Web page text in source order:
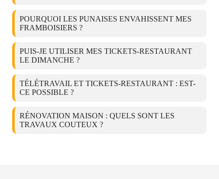
POURQUOI LES PUNAISES ENVAHISSENT MES
FRAMBOISIERS ?
PUIS-JE UTILISER MES TICKETS-RESTAURANT
LE DIMANCHE ?
TÉLÉTRAVAIL ET TICKETS-RESTAURANT : EST-
CE POSSIBLE ?
RÉNOVATION MAISON : QUELS SONT LES
TRAVAUX COUTEUX ?